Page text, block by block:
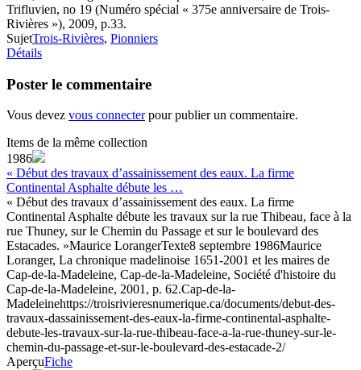
Trifluvien, no 19 (Numéro spécial « 375e anniversaire de Trois-
Rivières »), 2009, p.33.
SujetTrois-Rivières, Pionniers
Détails
Poster le commentaire
Vous devez vous connecterpour publier un commentaire.
Items de la même collection
1986
« Début des travaux d’assainissement des eaux. La firme
Continental Asphalte débute les …
« Début des travaux d’assainissement des eaux. La firme
Continental Asphalte débute les travaux sur la rue Thibeau, face à la
rue Thuney, sur le Chemin du Passage et sur le boulevard des
Estacades. »Maurice LorangerTexte8 septembre 1986Maurice
Loranger, La chronique madelinoise 1651-2001 et les maires de
Cap-de-la-Madeleine, Cap-de-la-Madeleine, Société d'histoire du
Cap-de-la-Madeleine, 2001, p. 62.Cap-de-la-
Madeleinehttps://troisrivieresnumerique.ca/documents/debut-des-
travaux-dassainissement-des-eaux-la-firme-continental-asphalte-
debute-les-travaux-sur-la-rue-thibeau-face-a-la-rue-thuney-sur-le-
chemin-du-passage-et-sur-le-boulevard-des-estacade-2/
AperçuFiche